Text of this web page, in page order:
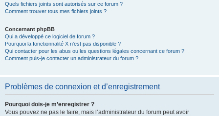
Quels fichiers joints sont autorisés sur ce forum ?
Comment trouver tous mes fichiers joints ?
Concernant phpBB
Qui a développé ce logiciel de forum ?
Pourquoi la fonctionnalité X n’est pas disponible ?
Qui contacter pour les abus ou les questions légales concernant ce forum ?
Comment puis-je contacter un administrateur du forum ?
Problèmes de connexion et d’enregistrement
Pourquoi dois-je m’enregistrer ?
Vous pouvez ne pas le faire, mais l’administrateur du forum peut avoir